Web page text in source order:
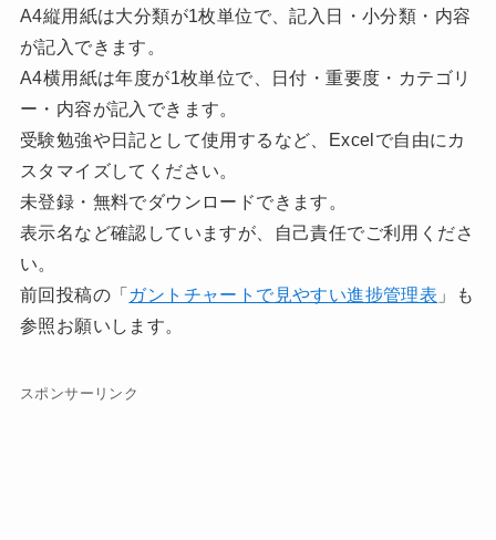
A4縦用紙は大分類が1枚単位で、記入日・小分類・内容
が記入できます。
A4横用紙は年度が1枚単位で、日付・重要度・カテゴリ
ー・内容が記入できます。
受験勉強や日記として使用するなど、Excelで自由にカ
スタマイズしてください。
未登録・無料でダウンロードできます。
表示名など確認していますが、自己責任でご利用くださ
い。
前回投稿の「 ガントチャートで見やすい進捗管理表 」も
参照お願いします。
スポンサーリンク